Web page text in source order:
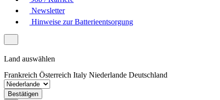
Newsletter
Hinweise zur Batterieentsorgung
Land auswählen
Frankreich Österreich Italy Niederlande Deutschland
Bestätigen